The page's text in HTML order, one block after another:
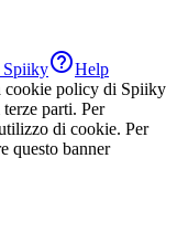
SpiikyHelp
cookie policy di Spiiky
parti. Per
di cookie. Per
questo banner